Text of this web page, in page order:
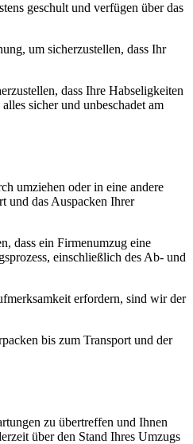
geschult und verfügen über das
um sicherzustellen, dass Ihr
dass Ihre Habseligkeiten
sicher und unbeschadet am
umziehen oder in eine andere
und das Auspacken Ihrer
dass ein Firmenumzug eine
einschließlich des Ab- und
erfordern, sind wir der
bis zum Transport und der
zu übertreffen und Ihnen
über den Stand Ihres Umzugs